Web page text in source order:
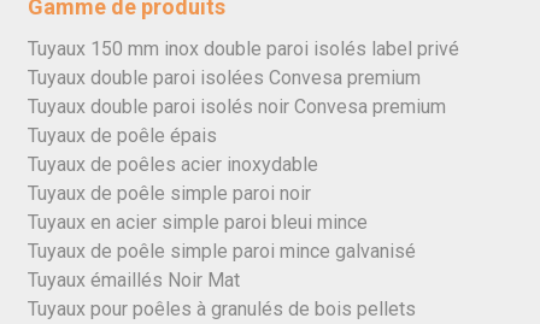
Gamme de produits
Tuyaux 150 mm inox double paroi isolés label privé
Tuyaux double paroi isolées Convesa premium
Tuyaux double paroi isolés noir Convesa premium
Tuyaux de poêle épais
Tuyaux de poêles acier inoxydable
Tuyaux de poêle simple paroi noir
Tuyaux en acier simple paroi bleui mince
Tuyaux de poêle simple paroi mince galvanisé
Tuyaux émaillés Noir Mat
Tuyaux pour poêles à granulés de bois pellets